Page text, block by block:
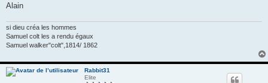
Alain
si dieu créa les hommes
Samuel colt les a rendu égaux
Samuel walker"colt",1814/ 1862
Rabbit31
Elite